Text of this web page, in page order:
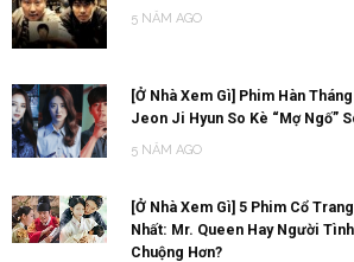
5 NĂM AGO
[Ở Nhà Xem Gì] Phim Hàn
Jeon Ji Hyun So Kè “Mợ Ngố”
5 NĂM AGO
[Ở Nhà Xem Gì] 5 Phim Cổ
Nhất: Mr. Queen Hay Người
Chuộng Hơn?